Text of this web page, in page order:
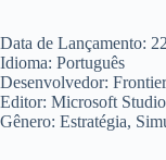
Data de Lançamento:
Idioma: Português
Desenvolvedor:
Editor: Microsoft
Gênero: Estratégia,